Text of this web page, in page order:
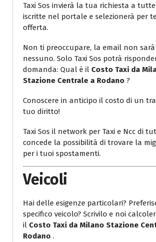
Taxi Sos invierà la tua richiesta a
iscritte nel portale e selezionerà per
offerta.
Non ti preoccupare, la email non sarà
nessuno. Solo Taxi Sos potrà
domanda: Qual è il Costo Taxi da
Stazione Centrale a Rodano ?
Conoscere in anticipo il costo di un
tuo diritto!
Taxi Sos il network per Taxi e Ncc di
concede la possibilità di trovare la
per i tuoi spostamenti.
Veicoli
Hai delle esigenze particolari?
specifico veicolo? Scrivilo e noi
il Costo Taxi da Milano Stazione
Rodano .